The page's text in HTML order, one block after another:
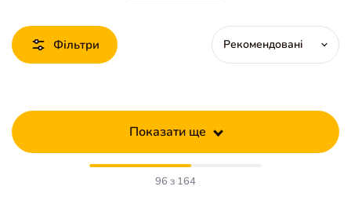
Фільтри
Показати ще
96 з 164